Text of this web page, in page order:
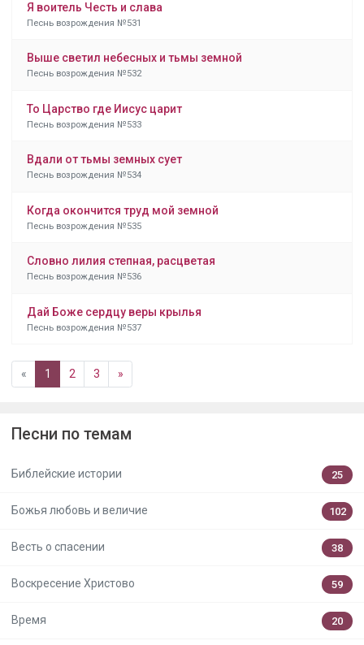
Я воитель Честь и слава
Песнь возрождения №531
Выше светил небесных и тьмы земной
Песнь возрождения №532
То Царство где Иисус царит
Песнь возрождения №533
Вдали от тьмы земных сует
Песнь возрождения №534
Когда окончится труд мой земной
Песнь возрождения №535
Словно лилия степная, расцветая
Песнь возрождения №536
Дай Боже сердцу веры крылья
Песнь возрождения №537
« 1 2 3 »
Песни по темам
Библейские истории 25
Божья любовь и величие 102
Весть о спасении 38
Воскресение Христово 59
Время 20